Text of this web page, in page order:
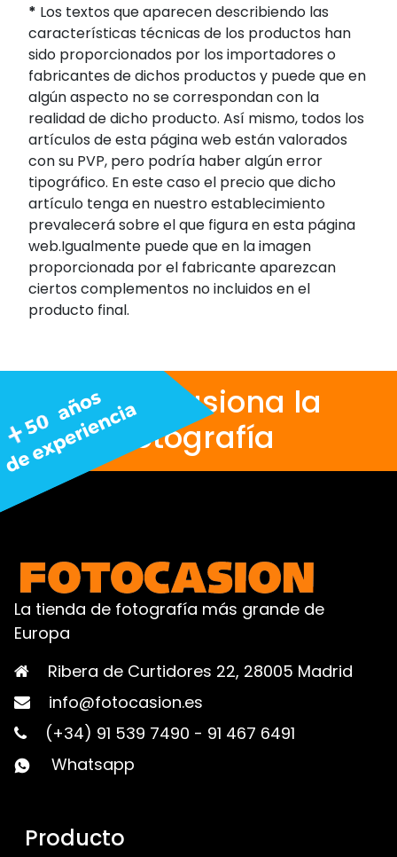
* Los textos que aparecen describiendo las
características técnicas de los productos han
sido proporcionados por los importadores o
fabricantes de dichos productos y puede que en
algún aspecto no se correspondan con la
realidad de dicho producto. Así mismo, todos los
artículos de esta página web están valorados
con su PVP, pero podría haber algún error
tipográfico. En este caso el precio que dicho
artículo tenga en nuestro establecimiento
prevalecerá sobre el que figura en esta página
web.Igualmente puede que en la imagen
proporcionada por el fabricante aparezcan
ciertos complementos no incluidos en el
producto final.
Nos apasiona la
fotografía
La tienda de fotografía más grande de
Europa
Ribera de Curtidores 22, 28005 Madrid
info@fotocasion.es
(+34) 91 539 7490 - 91 467 6491
Whatsapp
Producto